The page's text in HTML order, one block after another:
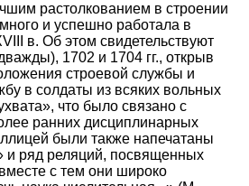
растолкованием в строении
и успешно работала в
в. Об этом свидетельствуют
1702 и 1704 гг., открыв
строевой службы и
в солдаты из всяких вольных
что было связано с
ранних дисциплинарных
были также напечатаны
и ряд реляций, посвященных
с тем они широко